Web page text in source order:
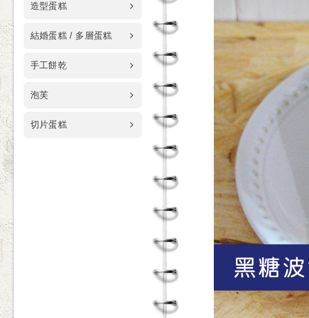
造型蛋糕
結婚蛋糕 / 多層蛋糕
手工餅乾
泡芙
切片蛋糕